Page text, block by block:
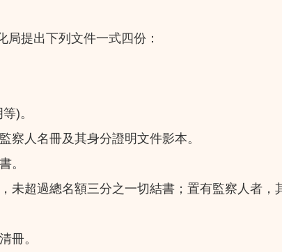
提出下列文件一式四份：
)。
察人名冊及其身分證明文件影本。
。
未超過總名額三分之一切結書；置有監察人者
冊。